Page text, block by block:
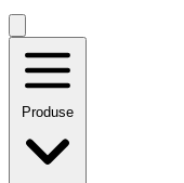
Produse